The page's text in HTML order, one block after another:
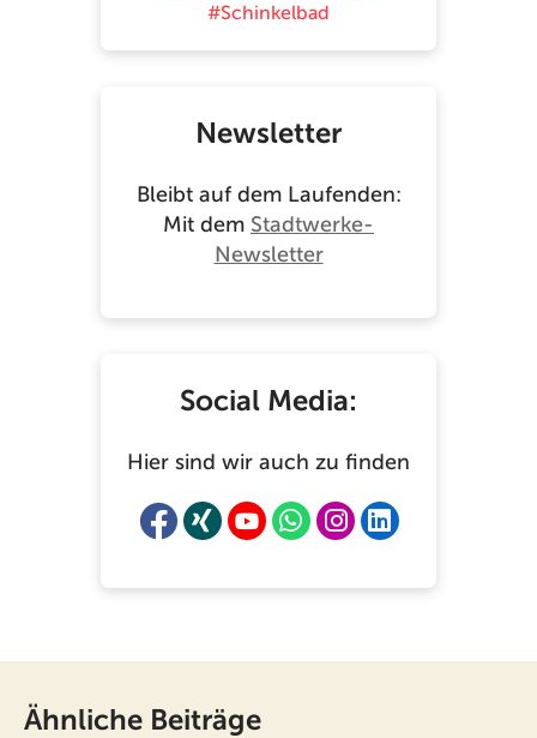
#Schinkelbad
Newsletter
Bleibt auf dem Laufenden:
Mit dem Stadtwerke-
Newsletter
Social Media:
Hier sind wir auch zu finden
Ähnliche Beiträge